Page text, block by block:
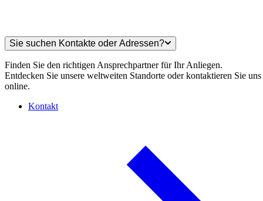
Sie suchen Kontakte oder Adressen?
Finden Sie den richtigen Ansprechpartner für Ihr Anliegen.
Entdecken Sie unsere weltweiten Standorte oder kontaktieren Sie uns
online.
Kontakt